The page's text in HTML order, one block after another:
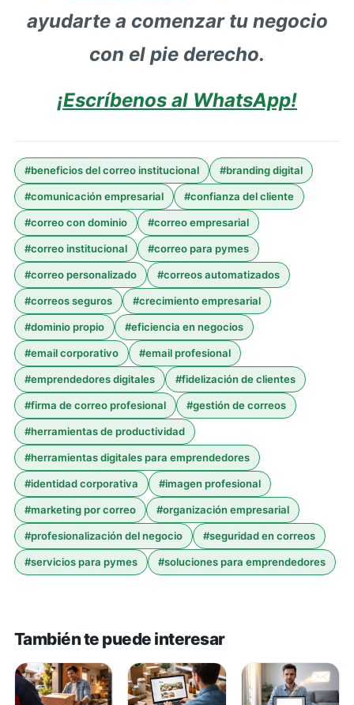
ayudarte a comenzar tu negocio
con el pie derecho.
¡Escríbenos al WhatsApp!
#beneficios del correo institucional #branding digital
#comunicación empresarial #confianza del cliente
#correo con dominio #correo empresarial
#correo institucional #correo para pymes
#correo personalizado #correos automatizados
#correos seguros #crecimiento empresarial
#dominio propio #eficiencia en negocios
#email corporativo #email profesional
#emprendedores digitales #fidelización de clientes
#firma de correo profesional #gestión de correos
#herramientas de productividad
#herramientas digitales para emprendedores
#identidad corporativa #imagen profesional
#marketing por correo #organización empresarial
#profesionalización del negocio #seguridad en correos
#servicios para pymes #soluciones para emprendedores
También te puede interesar